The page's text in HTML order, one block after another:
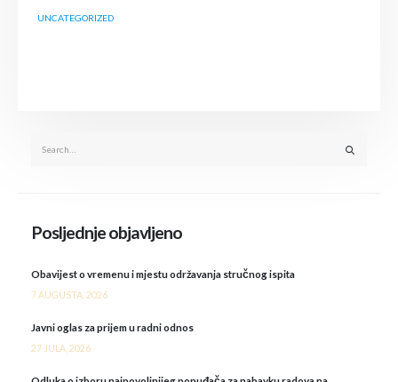
UNCATEGORIZED
Posljednje objavljeno
Obavijest o vremenu i mjestu održavanja stručnog ispita
7 AUGUSTA, 2026
Javni oglas za prijem u radni odnos
27 JULA, 2026